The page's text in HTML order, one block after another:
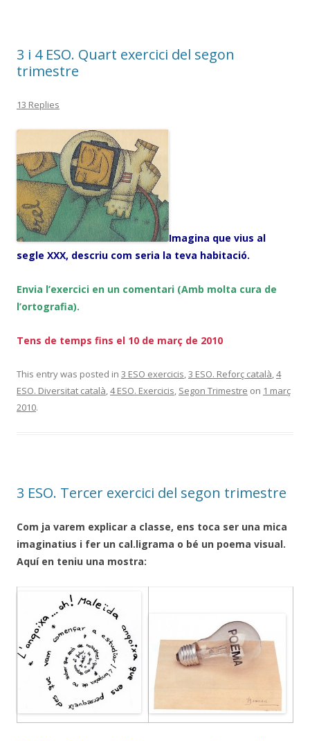
3 i 4 ESO. Quart exercici del segon
trimestre
13 Replies
Imagina que vius al
segle XXX, descriu com seria la teva habitació.
Envia l’exercici en un comentari (Amb molta cura de
l’ortografia).
Tens de temps fins el 10 de març de 2010
This entry was posted in 3 ESO exercicis,3 ESO. Reforç català,4
ESO. Diversitat català,4 ESO. Exercicis, Segon Trimestre on 1 març
2010.
3 ESO. Tercer exercici del segon trimestre
Com ja varem explicar a classe, ens toca ser una mica
imaginatius i fer un cal.ligrama o bé un poema visual.
Aquí en teniu una mostra: